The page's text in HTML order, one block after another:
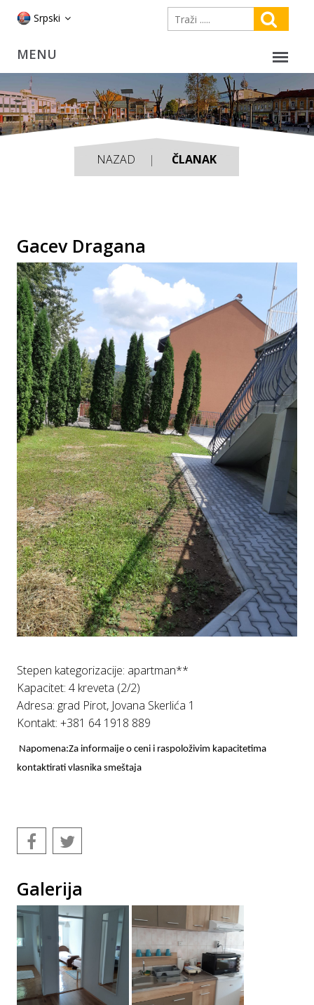
Srpski
NAZAD ČLANAK
Gacev Dragana
Stepen kategorizacije: apartman**
Kapacitet: 4 kreveta (2/2)
Adresa: grad Pirot, Jovana Skerlića 1
Kontakt: +381 64 1918 889
Napomena:Za informaije o ceni i raspoloživim kapacitetima
kontaktirati vlasnika smeštaja
Galerija